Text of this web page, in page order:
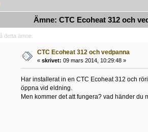
Ämne: CTC Ecoheat 312 och
detta ämne.
CTC Ecoheat 312 och vedpanna
« skrivet: 09 mars 2014, 10:29:48 »
Har installerat in en CTC Ecoheat 312 och
öppna vid eldning.
Men kommer det att fungera? vad händer du